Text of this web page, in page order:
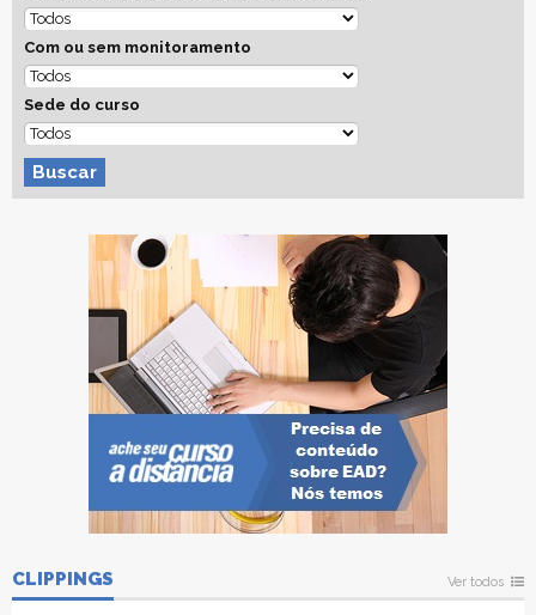
Com ou sem monitoramento
Sede do curso
Buscar
CLIPPINGS Ver todos